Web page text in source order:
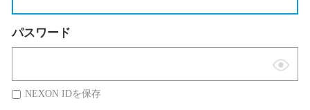
パスワード
表
NEXON IDを保存